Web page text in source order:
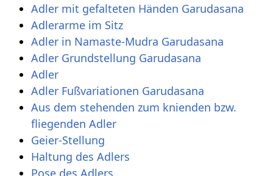
Adler mit gefalteten Händen Garudasana
Adlerarme im Sitz
Adler in Namaste-Mudra Garudasana
Adler Grundstellung Garudasana
Adler
Adler Fußvariationen Garudasana
Aus dem stehenden zum knienden bzw.
fliegenden Adler
Geier-Stellung
Haltung des Adlers
Pose des Adlers